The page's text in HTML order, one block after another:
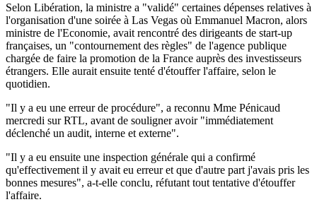
Selon Libération, la ministre a "validé" certaines dépenses relatives à
l'organisation d'une soirée à Las Vegas où Emmanuel Macron, alors
ministre de l'Economie, avait rencontré des dirigeants de start-up
françaises, un "contournement des règles" de l'agence publique
chargée de faire la promotion de la France auprès des investisseurs
étrangers. Elle aurait ensuite tenté d'étouffer l'affaire, selon le
quotidien.
"Il y a eu une erreur de procédure", a reconnu Mme Pénicaud
mercredi sur RTL, avant de souligner avoir "immédiatement
déclenché un audit, interne et externe".
"Il y a eu ensuite une inspection générale qui a confirmé
qu'effectivement il y avait eu erreur et que d'autre part j'avais pris les
bonnes mesures", a-t-elle conclu, réfutant tout tentative d'étouffer
l'affaire.